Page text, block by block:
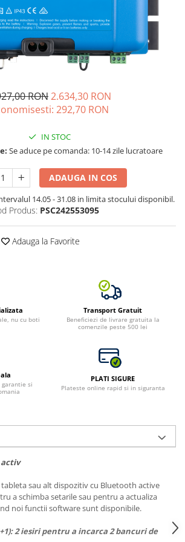
de balcon
RON2.634,30 RON
292,70 RON
IN STOC
Se aduce pe comanda: 10-14 zile lucratoare
ADAUGA IN COS
14.05 - 31.08 in limita stocului disponibil.
Produs: PSC242553095
Adauga la Favorite
nu cu boti
Transport Gratuit
Beneficiezi de livrare gratuita la
comenzile peste 500 lei
garantie si
PLATI SIGURE
Plateste online rapid si in siguranta
sau alt dispozitiv cu Bluetooth active
a schimba setarile sau pentru a actualiza
noi functii software sunt disponibile.
2 iesiri pentru a incarca 2 bancuri de